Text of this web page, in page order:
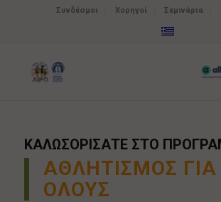
Συνδέσμοι Χορηγοί Σεμινάρια
ΚΑΛΩΣΟΡΙΣΑΤΕ ΣΤΟ
ΑΘΛΗΤΙΣΜΟΣ ΓΙΑ
ΟΛΟΥΣ